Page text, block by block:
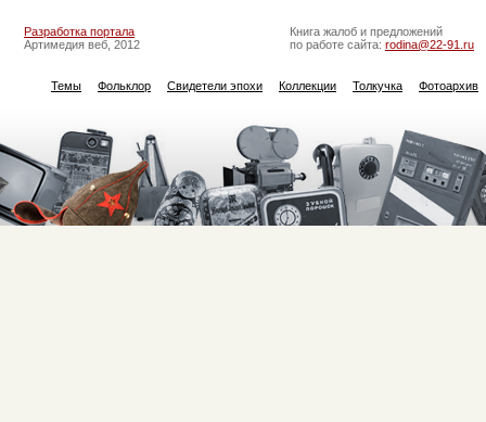
Разработка портала
Артимедия веб, 2012
Книга жалоб и предложений
по работе сайта: rodina@22-91.ru
Темы Фольклор Свидетели эпохи Коллекции Толкучка Фотоархив